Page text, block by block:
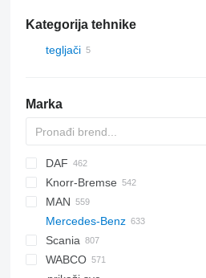
Kategorija tehnike
tegljači
Marka
DAF
CF
LF
XF
XG
Cargo
F-MAX
EuroCargo
EuroStar
Eurotech
Eurotrakker
S-Way
Knorr-Bremse
MAN
F90
L2000
LE
Mercedes-Benz
A-Class
Actros
D-series
K-series
Scania
G-series
B-series
WABCO